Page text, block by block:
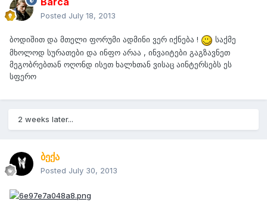
Posted July 18, 2013
ბოდიშით და მთელი ფორუმი ადმინი ვერ იქნება !
საქმე
მხოლოდ სურათები და ინფო არაა , ინვაიტები გაგზავნეთ
მეგობრებთან ოღონდ ისეთ ხალხთან ვისაც აინტერსებს ეს
სფერო
2 weeks later...
ბექა
Posted July 30, 2013